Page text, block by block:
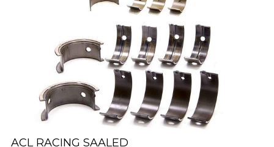
ACL RACING SAALED